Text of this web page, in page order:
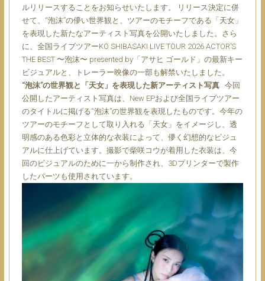
ルリリースすることをお知らせいたします。 リリース決定に併
せて、“泡沫”の儚い世界観と、ツアーのモチーフである「天女」
を表現した新たなアーティスト写真を公開いたしました。さら
に、全国ライブツアーKO SHIBASAKI LIVE TOUR 2026 ACTOR’S
THE BEST 〜泡沫〜 presented by「アサヒ ゴールド」の最新キー
ビジュアルと、トレーラー映像の一部も解禁いたしました。
“泡沫”の世界観と「天女」を表現した新アーティスト写真今回
公開したアーティスト写真は、New EPおよび全国ライブツアー
のタイトルに掲げる“泡沫”の世界観を表現したものです。今年の
ツアーのモチーフとして取り入れる「天女」をイメージし、透
明感のある色彩と立体的な衣装によって、儚く幻想的なビジュ
アルに仕上げています。撮影で柴咲コウが着用した衣装は、今
回のビジュアルのために一から制作され、3Dプリンターで製作
したパーツも使用されています。